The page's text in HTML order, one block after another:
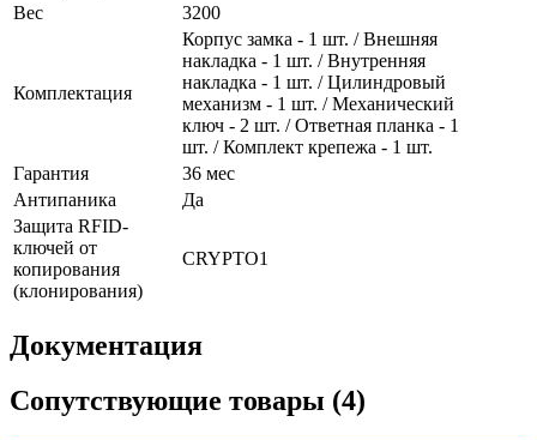
Вес
3200
Комплектация
Корпус замка - 1 шт. / Внешняя
накладка - 1 шт. / Внутренняя
накладка - 1 шт. / Цилиндровый
механизм - 1 шт. / Механический
ключ - 2 шт. / Ответная планка - 1
шт. / Комплект крепежа - 1 шт.
Гарантия
36 мес
Антипаника
Да
Защита RFID-
ключей от
копирования
(клонирования)
CRYPTO1
Документация
Сопутствующие товары (4)